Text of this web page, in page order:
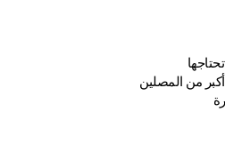
من المصلين